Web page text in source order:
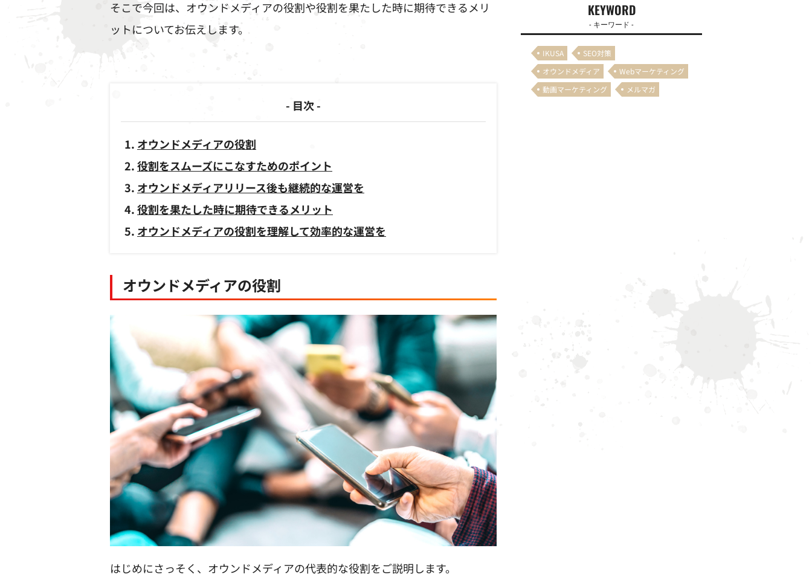
そこで今回は、オウンドメディアの役割や役割を果たした時に期待できるメリ
ットについてお伝えします。
- 目次 -
オウンドメディアの役割
役割をスムーズにこなすためのポイント
オウンドメディアリリース後も継続的な運営を
役割を果たした時に期待できるメリット
オウンドメディアの役割を理解して効率的な運営を
オウンドメディアの役割
はじめにさっそく、オウンドメディアの代表的な役割をご説明します。
KEYWORD
- キーワード -
IKUSA
SEO対策
オウンドメディア
Webマーケティング
動画マーケティング
メルマガ